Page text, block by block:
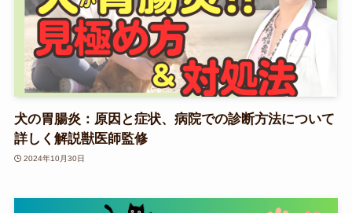
犬の胃腸炎：原因と症状、病院での診断方法について
詳しく解説獣医師監修
2024年10月30日